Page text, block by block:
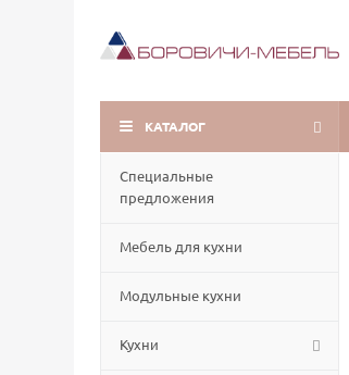
КАТАЛОГ
Специальные
предложения
Мебель для кухни
Модульные кухни
Кухни